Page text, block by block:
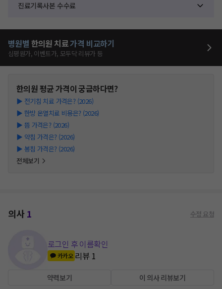
진료기록사본 수수료
병원별 한의원 치료가격 비교하기
심평원가, 이벤트가, 모두닥 리뷰가 등
한의원평균 가격이 궁금하다면?
▶ 전기침 치료 가격은? (2026)
▶ 한방 온열치료 비용은? (2026)
▶ 뜸 가격은? (2026)
▶ 약침 가격은? (2026)
▶ 봉침 가격은? (2026)
전체보기
의사1 수정 요청
로그인 후 이름확인
카카오 리뷰 1
약력보기 이 의사 리뷰보기